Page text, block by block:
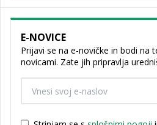
E-NOVICE
Prijavi se na e-novičke in bodi na
novicami. Zate jih pripravlja